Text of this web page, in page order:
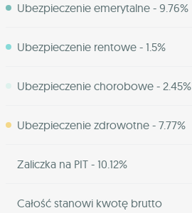
Ubezpieczenie emerytalne - 9.76%
Ubezpieczenie rentowe - 1.5%
Ubezpieczenie chorobowe - 2.45%
Ubezpieczenie zdrowotne - 7.77%
Zaliczka na PIT - 10.12%
Całość stanowi kwotę brutto